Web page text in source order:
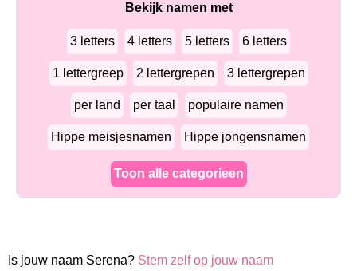
Bekijk namen met
3 letters 4 letters 5 letters 6 letters
1 lettergreep 2 lettergrepen 3 lettergrepen
per land per taal populaire namen
Hippe meisjesnamen Hippe jongensnamen
Toon alle categorieen
Is jouw naam Serena? Stem zelf op jouw naam